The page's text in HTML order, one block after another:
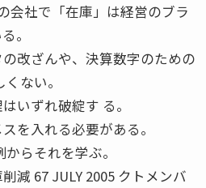
会社で「在庫」は経営のブラ
。
改ざんや、決算数字のための
ない。
いずれ破綻す る。
を入れる必要がある。
らそれを学ぶ。
減 67 JULY 2005 クトメンバ